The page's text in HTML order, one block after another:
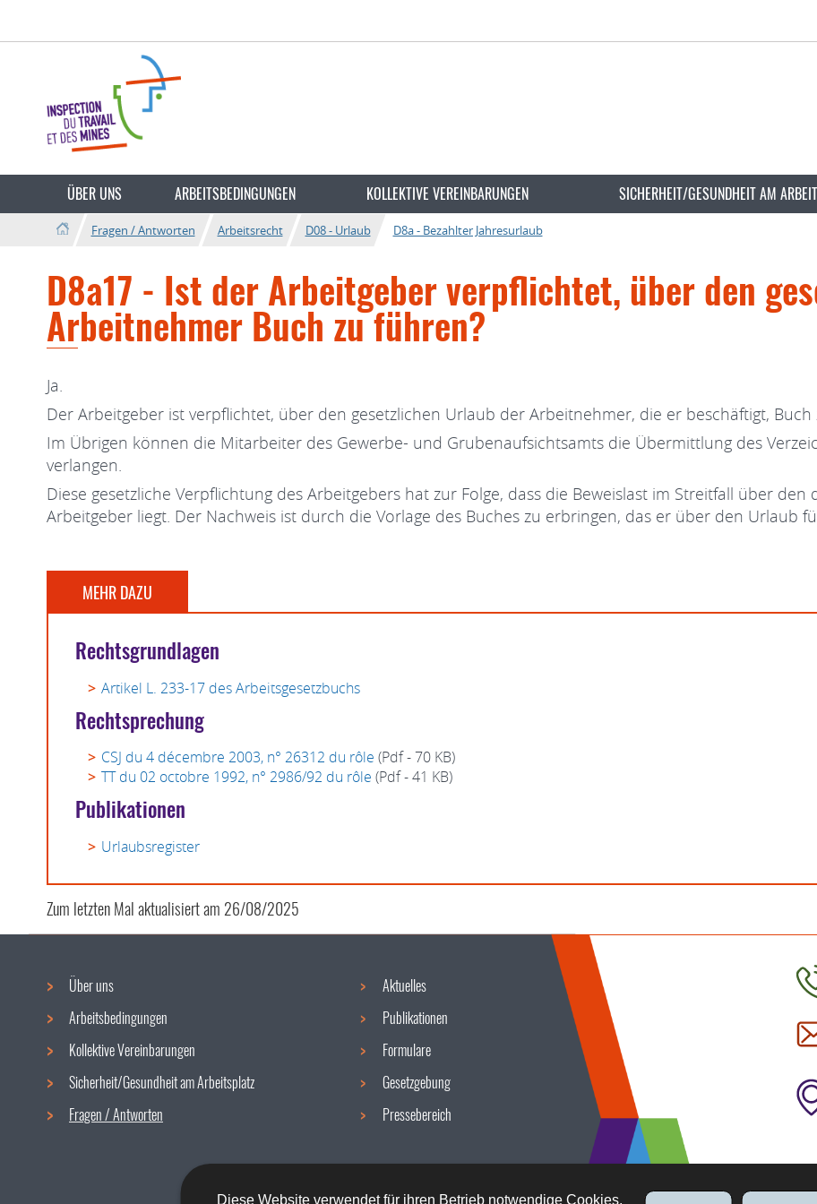
Diese Website verwendet für ihren Betrieb notwendige Cookies,
wechseln
ÜBER UNS ARBEITSBEDINGUNGEN KOLLEKTIVE VEREINBARUNGEN SICHERHEIT/GESUNDHEIT AM
Fragen / Antworten Arbeitsrecht D08 - Urlaub D8a - Bezahlter Jahresurlaub
D8a17 - Ist der Arbeitgeber verpflichtet, über den
Arbeitnehmer Buch zu führen?
Ja.
Der Arbeitgeber ist verpflichtet, über den gesetzlichen Urlaub der Arbeitnehmer, die er beschäftigt, Buch
Im Übrigen können die Mitarbeiter des Gewerbe- und Grubenaufsichtsamts die Übermittlung des
verlangen.
Diese gesetzliche Verpflichtung des Arbeitgebers hat zur Folge, dass die Beweislast im Streitfall über
Arbeitgeber liegt. Der Nachweis ist durch die Vorlage des Buches zu erbringen, das er über den Urlaub
MEHR DAZU
Rechtsgrundlagen
Artikel L. 233-17 des Arbeitsgesetzbuchs
Rechtsprechung
CSJ du 4 décembre 2003, n° 26312 du rôle (Pdf - 70 KB)
TT du 02 octobre 1992, n° 2986/92 du rôle (Pdf - 41 KB)
Publikationen
Urlaubsregister
Zum letzten Mal aktualisiert am26/08/2025
Navigationsmenü
Über uns
Arbeitsbedingungen
Kollektive Vereinbarungen
Sicherheit/Gesundheit am Arbeitsplatz
Fragen / Antworten
Aktuelles
Publikationen
Formulare
Gesetzgebung
Pressebereich